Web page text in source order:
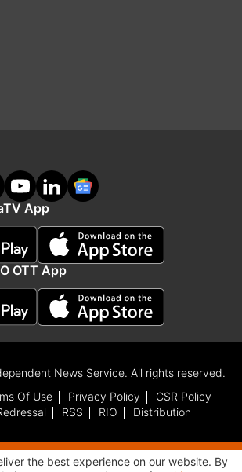
App
OTT App
News Service. All rights reserved.
Of Use Privacy Policy
CSR Policy
RSS RIO Distribution
Advertisement
the best experience on our website. By